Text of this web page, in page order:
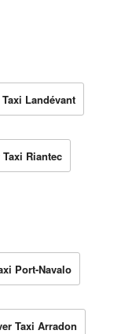
Landévant
Taxi Riantec
Port-Navalo
Taxi Arradon